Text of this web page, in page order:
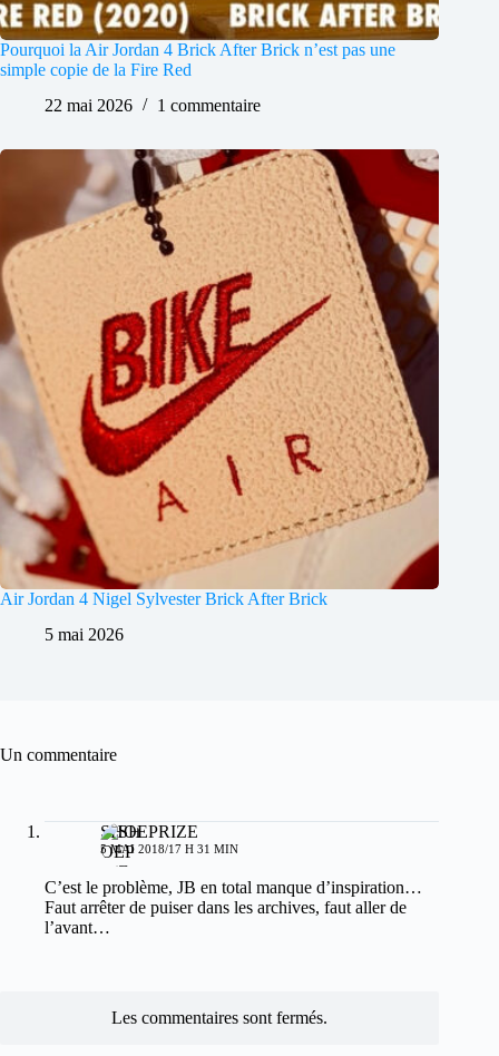
Pourquoi la Air Jordan 4 Brick After Brick n’est pas une
simple copie de la Fire Red
22 mai 2026
1 commentaire
Air Jordan 4 Nigel Sylvester Brick After Brick
5 mai 2026
Un commentaire
SHOEPRIZE
5 MAI 2018/17 H 31 MIN
C’est le problème, JB en total manque d’inspiration…
Faut arrêter de puiser dans les archives, faut aller de
l’avant…
Les commentaires sont fermés.